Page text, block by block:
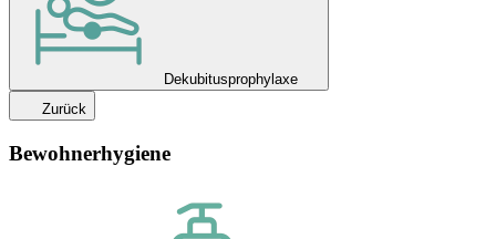
Dekubitusprophylaxe
Zurück
Bewohnerhygiene